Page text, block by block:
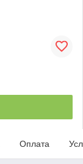
Оплата